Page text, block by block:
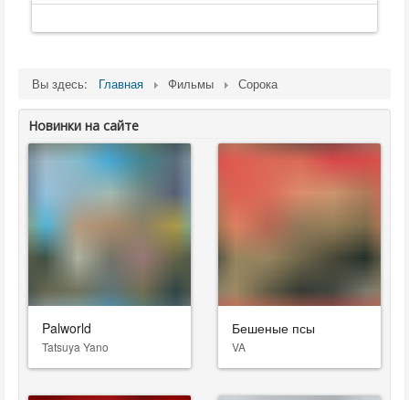
Вы здесь: Главная Фильмы Сорока
Новинки на сайте
Palworld
Tatsuya Yano
Бешеные псы
VA